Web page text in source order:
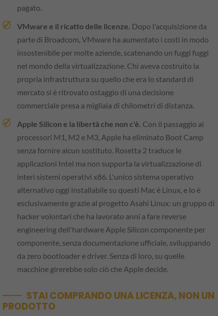
pagato.
VMware e il ricatto delle licenze. Dopo l'acquisizione da
parte di Broadcom, VMware ha aumentato i costi in modo
insostenibile per molte aziende, scatenando un fuggi fuggi
nel mondo della virtualizzazione. Chi aveva costruito la
propria infrastruttura su quello che era lo standard di
mercato si è ritrovato ostaggio di una decisione
commerciale presa a migliaia di chilometri di distanza.
Apple Silicon e la libertà che non c'è. Con il passaggio ai
processori M1, M2 e M3, Apple ha eliminato Boot Camp
senza fornire alcun sostituto. Rosetta 2 traduce le
applicazioni Intel ma non supporta la virtualizzazione di
interi sistemi operativi x86. L'unico sistema operativo
alternativo oggi installabile su questi Mac è Linux, e lo è
esclusivamente grazie al progetto Asahi Linux: un gruppo di
hacker volontari che ha lavorato anni a fare reverse
engineering dell'hardware Apple Silicon componente per
componente, senza documentazione ufficiale, sviluppando
da zero bootloader e driver. Senza di loro, su quelle
macchine girerebbe solo ciò che Apple decide.
STAI COMPRANDO UNA LICENZA, NON UN
PRODOTTO